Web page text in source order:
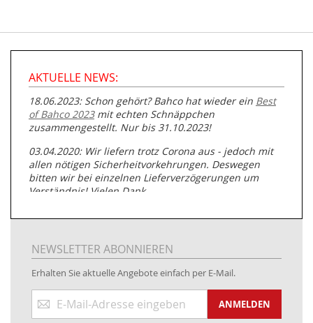
AKTUELLE NEWS:
18.06.2023: Schon gehört? Bahco hat wieder ein Best
of Bahco 2023mit echten Schnäppchen
zusammengestellt. Nur bis 31.10.2023!
03.04.2020: Wir liefern trotz Corona aus - jedoch mit
allen nötigen Sicherheitvorkehrungen. Deswegen
bitten wir bei einzelnen Lieferverzögerungen um
Verständnis! Vielen Dank.
05.07.2019: Neuester Zugang zu unserer
Rohrbearbeitung
01.06.2019: Individuell
bedruckte Kabeltrommeln
www.kabeltrommeln-versand.de/Kabelbedruckung
04.11.2018: Überarbeitung der Corporate Identity (CI)
NEWSLETTER ABONNIEREN
Erhalten Sie aktuelle Angebote einfach per E-Mail.
zum
ANMELDEN